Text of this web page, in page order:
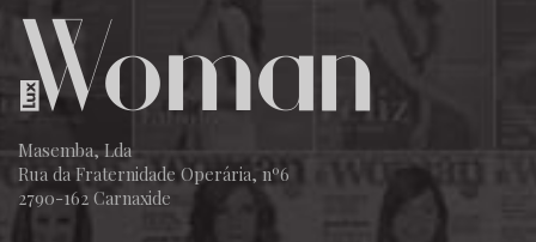
Masemba, Lda
Rua da Fraternidade Operária, nº6
2790-162 Carnaxide